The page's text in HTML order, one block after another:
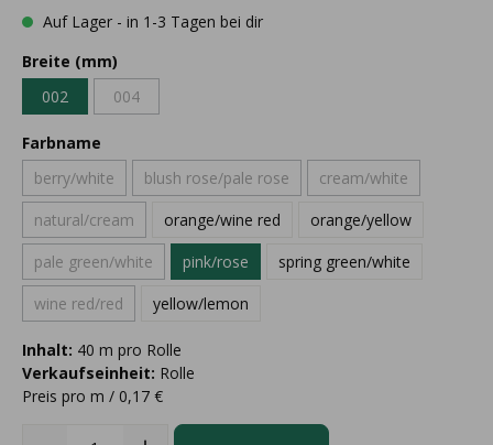
Auf Lager - in 1-3 Tagen bei dir
Breite (mm)
002
004
Farbname
berry/white
blush rose/pale rose
cream/white
natural/cream
orange/wine red
orange/yellow
pale green/white
pink/rose
spring green/white
wine red/red
yellow/lemon
Inhalt: 40 m pro Rolle
Verkaufseinheit: Rolle
Preis pro m / 0,17 €